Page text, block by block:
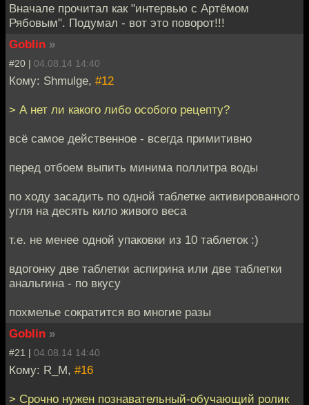
Вначале прочитал как "интервью с Артёмом
Рябовым". Подумал - вот это поворот!!!
Goblin »
#20 | 04.08.14 14:40
Кому: Shmulge, #12
> А нет ли какого либо особого рецепту?
всё самое действенное - всегда примитивно
перед отбоем выпить минима поллитра воды
по ходу засадить по одной таблетке активированного
угля на десять кило живого веса
т.е. не менее одной упаковки из 10 таблеток :)
вдогонку две таблетки аспирина или две таблетки
анальгина - по вкусу
похмелье сократится во многие разы
Goblin »
#21 | 04.08.14 14:40
Кому: R_M, #16
> Срочно нужен познавательный-обучающий ролик